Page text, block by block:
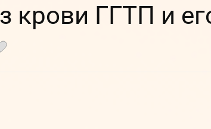
крови ГГТП и